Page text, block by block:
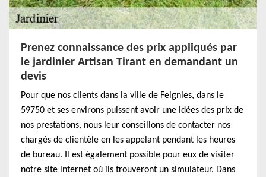
Prenez connaissance des prix appliqués par
le jardinier Artisan Tirant en demandant un
devis
Pour que nos clients dans la ville de Feignies, dans le
59750 et ses environs puissent avoir une idées des prix de
nos prestations, nous leur conseillons de contacter nos
chargés de clientèle en les appelant pendant les heures
de bureau. Il est également possible pour eux de visiter
notre site internet où ils trouveront un simulateur. Dans